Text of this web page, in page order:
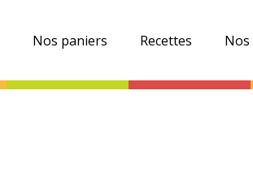
Nos paniers Recettes